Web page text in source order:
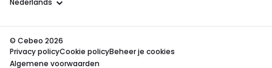
Taal
© Cebeo 2026
Privacy policyCookie policyBeheer je cookies
Algemene voorwaarden